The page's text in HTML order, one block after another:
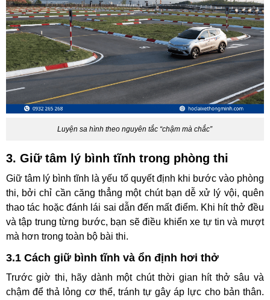
Luyện sa hình theo nguyên tắc “chậm mà chắc”
3. Giữ tâm lý bình tĩnh trong phòng thi
Giữ tâm lý bình tĩnh là yếu tố quyết định khi bước vào phòng
thi, bởi chỉ cần căng thẳng một chút bạn dễ xử lý vội, quên
thao tác hoặc đánh lái sai dẫn đến mất điểm. Khi hít thở đều
và tập trung từng bước, bạn sẽ điều khiển xe tự tin và mượt
mà hơn trong toàn bộ bài thi.
3.1 Cách giữ bình tĩnh và ổn định hơi thở
Trước giờ thi, hãy dành một chút thời gian hít thở sâu và
chậm để thả lỏng cơ thể, tránh tự gây áp lực cho bản thân.